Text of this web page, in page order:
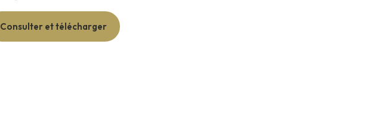
Consulter et télécharger